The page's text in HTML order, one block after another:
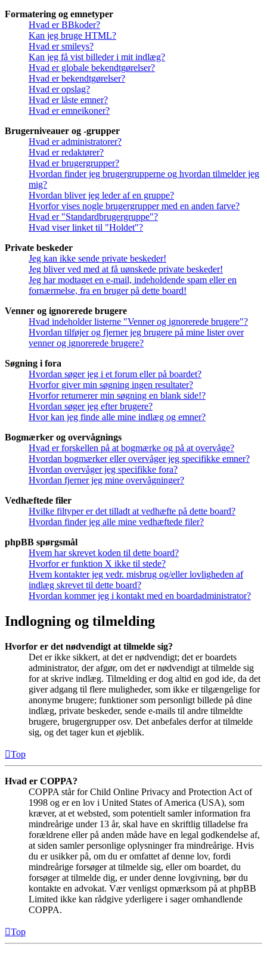
Formatering og emnetyper
Hvad er BBkoder?
Kan jeg bruge HTML?
Hvad er smileys?
Kan jeg få vist billeder i mit indlæg?
Hvad er globale bekendtgørelser?
Hvad er bekendtgørelser?
Hvad er opslag?
Hvad er låste emner?
Hvad er emneikoner?
Brugerniveauer og -grupper
Hvad er administratorer?
Hvad er redaktører?
Hvad er brugergrupper?
Hvordan finder jeg brugergrupperne og hvordan tilmelder jeg
mig?
Hvordan bliver jeg leder af en gruppe?
Hvorfor vises nogle brugergrupper med en anden farve?
Hvad er "Standardbrugergruppe"?
Hvad viser linket til "Holdet"?
Private beskeder
Jeg kan ikke sende private beskeder!
Jeg bliver ved med at få uønskede private beskeder!
Jeg har modtaget en e-mail, indeholdende spam eller en
fornærmelse, fra en bruger på dette board!
Venner og ignorerede brugere
Hvad indeholder listerne "Venner og ignorerede brugere"?
Hvordan tilføjer og fjerner jeg brugere på mine lister over
venner og ignorerede brugere?
Søgning i fora
Hvordan søger jeg i et forum eller på boardet?
Hvorfor giver min søgning ingen resultater?
Hvorfor returnerer min søgning en blank side!?
Hvordan søger jeg efter brugere?
Hvor kan jeg finde alle mine indlæg og emner?
Bogmærker og overvågnings
Hvad er forskellen på at bogmærke og på at overvåge?
Hvordan bogmærker eller overvåger jeg specifikke emner?
Hvordan overvåger jeg specifikke fora?
Hvordan fjerner jeg mine overvågninger?
Vedhæftede filer
Hvilke filtyper er det tilladt at vedhæfte på dette board?
Hvordan finder jeg alle mine vedhæftede filer?
phpBB spørgsmål
Hvem har skrevet koden til dette board?
Hvorfor er funktion X ikke til stede?
Hvem kontakter jeg vedr. misbrug og/eller lovligheden af
indlæg skrevet til dette board?
Hvordan kommer jeg i kontakt med en boardadministrator?
Indlogning og tilmelding
Hvorfor er det nødvendigt at tilmelde sig?
Det er ikke sikkert, at det er nødvendigt; det er boardets
administrator, der afgør, om det er nødvendigt at tilmelde sig
for at skrive indlæg. Tilmelding er dog altid en god ide, da det
giver adgang til flere muligheder, som ikke er tilgængelige for
anonyme brugere; funktioner som personligt billede på dine
indlæg, private beskeder, sende e-mails til andre tilmeldte
brugere, brugergrupper osv. Det anbefales derfor at tilmelde
sig, og det tager kun et øjeblik.
Top
Hvad er COPPA?
COPPA står for Child Online Privacy and Protection Act of
1998 og er en lov i United States of America (USA), som
kræver, at et websted, som potentielt samler information fra
mindreårige under 13 år, skal have en skriftlig tilladelse fra
forældrene eller på anden måde have en legal godkendelse af,
at siden samler personlige oplysninger fra mindreårige. Hvis
du er usikker på, om du er omfattet af denne lov, fordi
mindreårige forsøger at tilmelde sig, eller om boardet, du
forsøger at tilmelde dig, er under denne lovgivning, bør du
kontakte en advokat. Vær venligst opmærksom på at phpBB
Limited ikke kan rådgive yderligere i sager omhandlende
COPPA.
Top